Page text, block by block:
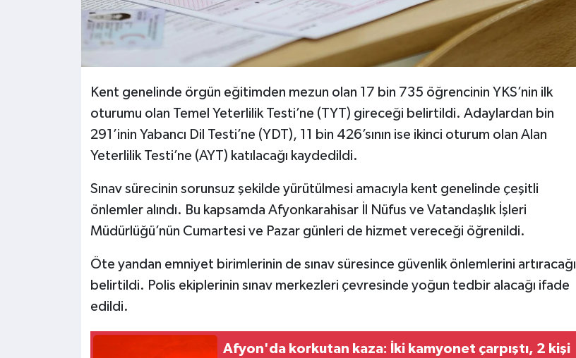
Kent genelinde örgün eğitimden mezun olan 17 bin 735 öğrencinin YKS’nin ilk
oturumu olan Temel Yeterlilik Testi’ne (TYT) gireceği belirtildi. Adaylardan bin
291’inin Yabancı Dil Testi’ne (YDT), 11 bin 426’sının ise ikinci oturum olan Alan
Yeterlilik Testi’ne (AYT) katılacağı kaydedildi.
Sınav sürecinin sorunsuz şekilde yürütülmesi amacıyla kent genelinde çeşitli
önlemler alındı. Bu kapsamda Afyonkarahisar İl Nüfus ve Vatandaşlık İşleri
Müdürlüğü’nün Cumartesi ve Pazar günleri de hizmet vereceği öğrenildi.
Öte yandan emniyet birimlerinin de sınav süresince güvenlik önlemlerini artıracağı
belirtildi. Polis ekiplerinin sınav merkezleri çevresinde yoğun tedbir alacağı ifade
edildi.
Afyon'da korkutan kaza: İki kamyonet çarpıştı, 2 kişi